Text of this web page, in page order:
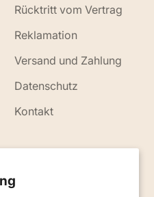
Rücktritt vom Vertrag
Reklamation
Versand und Zahlung
Datenschutz
Kontakt
Tipps per E-Mail